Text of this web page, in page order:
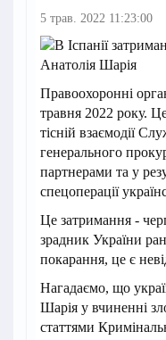
5 трав. 2022 11:23:00
Правоохоронні
травня 2022 року.
тісній взаємодії
генерального
партнерами та у
спецоперації
Це затримання -
зрадник України
покарання, це є
Нагадаємо, що
Шарія у вчиненні
статтями